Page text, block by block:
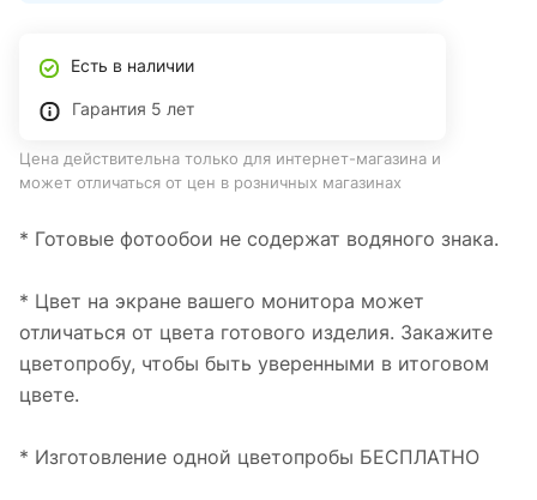
Есть в наличии
Гарантия 5 лет
Цена действительна только для интернет-магазина и
может отличаться от цен в розничных магазинах
* Готовые фотообои не содержат водяного знака.
* Цвет на экране вашего монитора может
отличаться от цвета готового изделия. Закажите
цветопробу, чтобы быть уверенными в итоговом
цвете.
* Изготовление одной цветопробы БЕСПЛАТНО